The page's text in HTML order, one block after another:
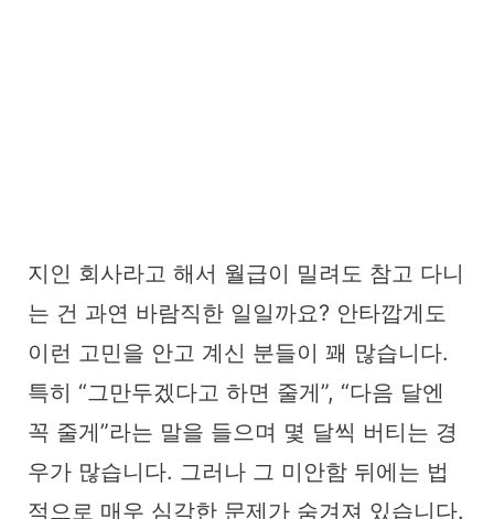
지인 회사라고 해서 월급이 밀려도 참고 다니
는 건 과연 바람직한 일일까요? 안타깝게도
이런 고민을 안고 계신 분들이 꽤 많습니다.
특히 “그만두겠다고 하면 줄게”, “다음 달엔
꼭 줄게”라는 말을 들으며 몇 달씩 버티는 경
우가 많습니다. 그러나 그 미안함 뒤에는 법
적으로 매우 심각한 문제가 숨겨져 있습니다.